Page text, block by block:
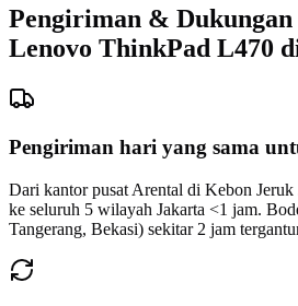
Pengiriman & Dukungan
Lenovo ThinkPad L470
Pengiriman hari yang sama
Dari kantor pusat Arental di Kebon Jeruk
ke seluruh 5 wilayah Jakarta <1 jam.
Tangerang, Bekasi) sekitar 2 jam